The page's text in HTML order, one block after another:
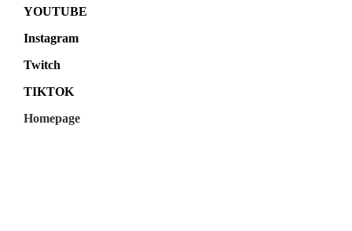
YOUTUBE
Instagram
Twitch
TIKTOK
Homepage